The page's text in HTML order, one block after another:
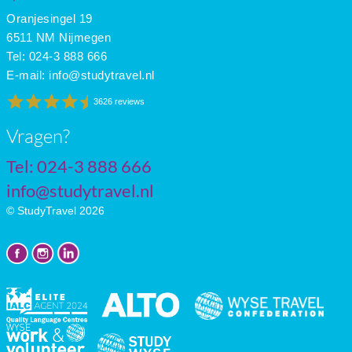
May
June
July
Oranjesingel 19
6511 NM Nijmegen
Tel: 024-3 888 666
E-mail: info@studytravel.nl
3626 reviews
Vragen?
Tel: 024-3 888 666
info@studytravel.nl
© StudyTravel 2026